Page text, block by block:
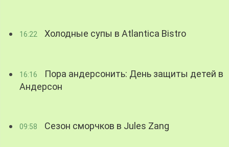
16:22 Холодные супы в Atlantica Bistro
16:16
Пора андерсонить: День защиты детей в
Андерсон
09:58 Сезон сморчков в Jules Zang